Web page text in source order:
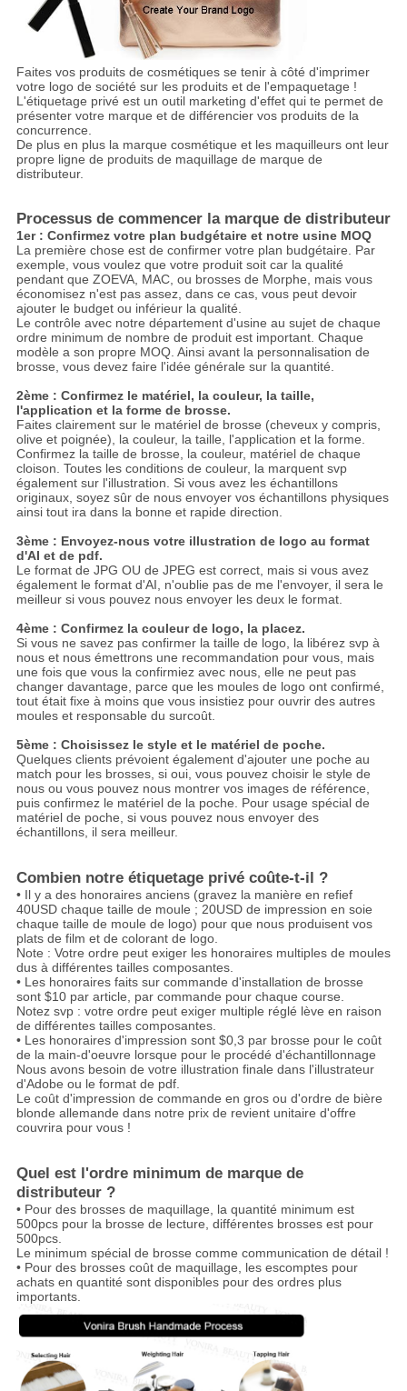
Faites vos produits de cosmétiques se tenir à côté d'imprimer
votre logo de société sur les produits et de l'empaquetage !
L'étiquetage privé est un outil marketing d'effet qui te permet de
présenter votre marque et de différencier vos produits de la
concurrence.
De plus en plus la marque cosmétique et les maquilleurs ont leur
propre ligne de produits de maquillage de marque de
distributeur.
Processus de commencer la marque de distributeur
1er : Confirmez votre plan budgétaire et notre usine MOQ
La première chose est de confirmer votre plan budgétaire. Par
exemple, vous voulez que votre produit soit car la qualité
pendant que ZOEVA, MAC, ou brosses de Morphe, mais vous
économisez n'est pas assez, dans ce cas, vous peut devoir
ajouter le budget ou inférieur la qualité.
Le contrôle avec notre département d'usine au sujet de chaque
ordre minimum de nombre de produit est important. Chaque
modèle a son propre MOQ. Ainsi avant la personnalisation de
brosse, vous devez faire l'idée générale sur la quantité.
2ème : Confirmez le matériel, la couleur, la taille,
l'application et la forme de brosse.
Faites clairement sur le matériel de brosse (cheveux y compris,
olive et poignée), la couleur, la taille, l'application et la forme.
Confirmez la taille de brosse, la couleur, matériel de chaque
cloison. Toutes les conditions de couleur, la marquent svp
également sur l'illustration. Si vous avez les échantillons
originaux, soyez sûr de nous envoyer vos échantillons physiques
ainsi tout ira dans la bonne et rapide direction.
3ème : Envoyez-nous votre illustration de logo au format
d'AI et de pdf.
Le format de JPG OU de JPEG est correct, mais si vous avez
également le format d'AI, n'oublie pas de me l'envoyer, il sera le
meilleur si vous pouvez nous envoyer les deux le format.
4ème : Confirmez la couleur de logo, la placez.
Si vous ne savez pas confirmer la taille de logo, la libérez svp à
nous et nous émettrons une recommandation pour vous, mais
une fois que vous la confirmiez avec nous, elle ne peut pas
changer davantage, parce que les moules de logo ont confirmé,
tout était fixe à moins que vous insistiez pour ouvrir des autres
moules et responsable du surcoût.
5ème : Choisissez le style et le matériel de poche.
Quelques clients prévoient également d'ajouter une poche au
match pour les brosses, si oui, vous pouvez choisir le style de
nous ou vous pouvez nous montrer vos images de référence,
puis confirmez le matériel de la poche. Pour usage spécial de
matériel de poche, si vous pouvez nous envoyer des
échantillons, il sera meilleur.
Combien notre étiquetage privé coûte-t-il ?
• Il y a des honoraires anciens (gravez la manière en refief
40USD chaque taille de moule ; 20USD de impression en soie
chaque taille de moule de logo) pour que nous produisent vos
plats de film et de colorant de logo.
Note : Votre ordre peut exiger les honoraires multiples de moules
dus à différentes tailles composantes.
• Les honoraires faits sur commande d'installation de brosse
sont $10 par article, par commande pour chaque course.
Notez svp : votre ordre peut exiger multiple réglé lève en raison
de différentes tailles composantes.
• Les honoraires d'impression sont $0,3 par brosse pour le coût
de la main-d'oeuvre lorsque pour le procédé d'échantillonnage
Nous avons besoin de votre illustration finale dans l'illustrateur
d'Adobe ou le format de pdf.
Le coût d'impression de commande en gros ou d'ordre de bière
blonde allemande dans notre prix de revient unitaire d'offre
couvrira pour vous !
Quel est l'ordre minimum de marque de
distributeur ?
• Pour des brosses de maquillage, la quantité minimum est
500pcs pour la brosse de lecture, différentes brosses est pour
500pcs.
Le minimum spécial de brosse comme communication de détail !
• Pour des brosses coût de maquillage, les escomptes pour
achats en quantité sont disponibles pour des ordres plus
importants.